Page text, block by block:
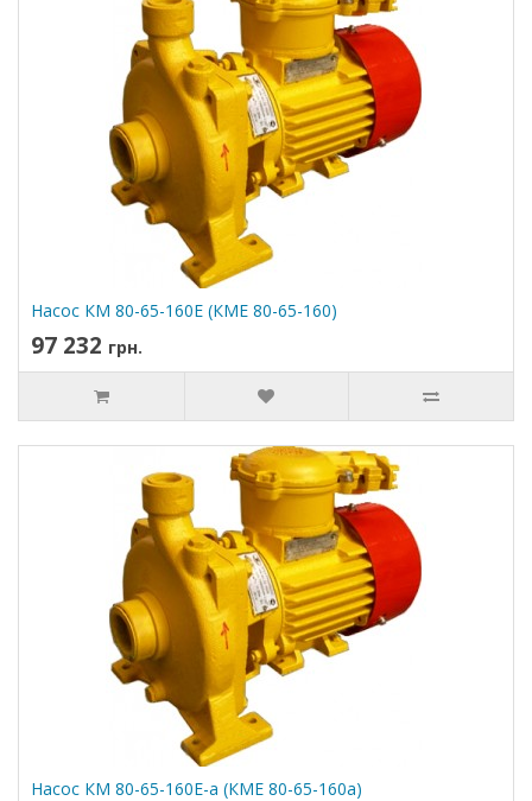
Насос КМ 80-65-160Е (КМЕ 80-65-160)
97 232 грн.
Насос КМ 80-65-160Е-а (КМЕ 80-65-160а)